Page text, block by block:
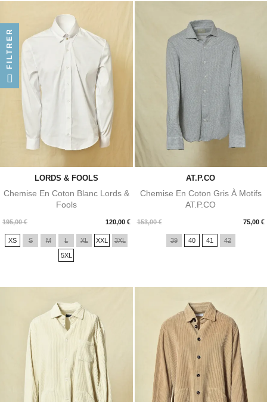
LORDS & FOOLS
Chemise En Coton Blanc Lords &
Fools
195,00 € 120,00 €
Prix
XS S M L XL XXL 3XL
5XL
AT.P.CO
Chemise En Coton Gris À Motifs
AT.P.CO
153,00 € 75,00 €
Prix
39 40 41 42
FILTRER